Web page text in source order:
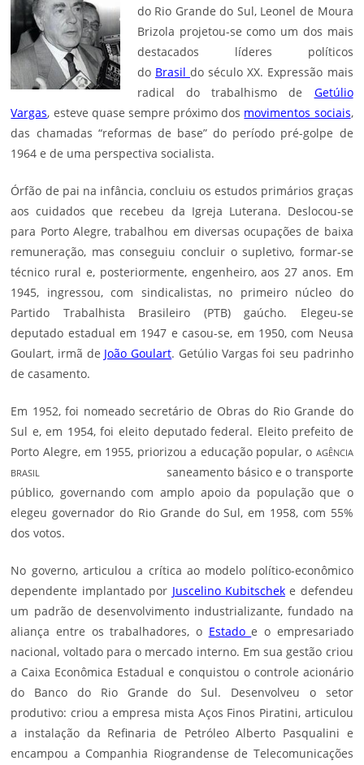
do Rio Grande do Sul, Leonel de Moura
Brizola projetou-se como um dos mais
destacados líderes políticos
do Brasildo século XX. Expressão mais
radical do trabalhismo de Getúlio
Vargas, esteve quase sempre próximo dos movimentos sociais,
das chamadas “reformas de base” do período pré-golpe de
1964 e de uma perspectiva socialista.
Órfão de pai na infância, concluiu os estudos primários graças
aos cuidados que recebeu da Igreja Luterana. Deslocou-se
para Porto Alegre, trabalhou em diversas ocupações de baixa
remuneração, mas conseguiu concluir o supletivo, formar-se
técnico rural e, posteriormente, engenheiro, aos 27 anos. Em
1945, ingressou, com sindicalistas, no primeiro núcleo do
Partido Trabalhista Brasileiro (PTB) gaúcho. Elegeu-se
deputado estadual em 1947 e casou-se, em 1950, com Neusa
Goulart, irmã de João Goulart. Getúlio Vargas foi seu padrinho
de casamento.
Em 1952, foi nomeado secretário de Obras do Rio Grande do
Sul e, em 1954, foi eleito deputado federal. Eleito prefeito de
Porto Alegre, em 1955, priorizou a educação popular, o AGÊNCIA
BRASILsaneamento básico e o transporte
público, governando com amplo apoio da população que o
elegeu governador do Rio Grande do Sul, em 1958, com 55%
dos votos.
No governo, articulou a crítica ao modelo político-econômico
dependente implantado por Juscelino Kubitschek e defendeu
um padrão de desenvolvimento industrializante, fundado na
aliança entre os trabalhadores, o Estadoe o empresariado
nacional, voltado para o mercado interno. Em sua gestão criou
a Caixa Econômica Estadual e conquistou o controle acionário
do Banco do Rio Grande do Sul. Desenvolveu o setor
produtivo: criou a empresa mista Aços Finos Piratini, articulou
a instalação da Refinaria de Petróleo Alberto Pasqualini e
encampou a Companhia Riograndense de Telecomunicações